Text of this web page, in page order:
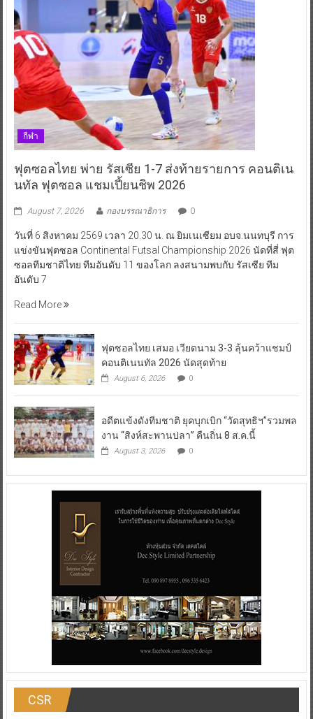
กีฬา
ฟุตซอลไทย พ่าย รัสเซีย 1-7 ส่งท้ายรายการ คอนติเน
นทัล ฟุตซอล แชมเปี้ยนชิพ 2026
August 7, 2026 กองบรรณาธิการ 0
วันที่ 6 สิงหาคม 2569 เวลา 20.30 น. ณ ยิมเนเซียม อบจ.นนทบุรี การ
แข่งขันฟุตซอล Continental Futsal Championship 2026 นัดที่สี่ ฟุต
ซอลทีมชาติไทย ทีมอันดับ 11 ของโลก ลงสนามพบกับ รัสเซีย ทีม
อันดับ 7
Read More
ฟุตซอลไทย เสมอ เวียดนาม 3-3 ลุ้นคว้าแชมป์
คอนติเนนทัล 2026 นัดสุดท้าย
August 6, 2026 0
อดีตแข้งดังทีมชาติ ยุคบุกเบิก “วัดสุทธิฯ”รวมพล
งาน “สิงห์สะพานปลา” คืนถิ่น 8 ส.ค.นี้
August 3, 2026 0
CSR